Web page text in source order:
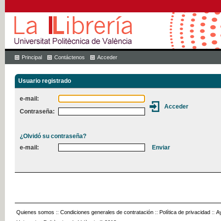
Principal Contáctenos Acceder
Usuario registrado
e-mail:
Contraseña:
¿Olvidó su contraseña?
e-mail:
Quienes somos :: Condiciones generales de contratación :: Política de privacidad ::